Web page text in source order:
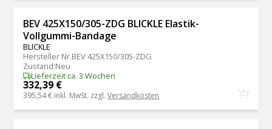
BEV 425X150/305-ZDG BLICKLE Elastik-
Vollgummi-Bandage
BLICKLE
Hersteller Nr.BEV 425X150/305-ZDG
Zustand:Neu
Lieferzeit ca. 3 Wochen
332,39 €
395,54 € inkl. MwSt. zzgl.Versandkosten